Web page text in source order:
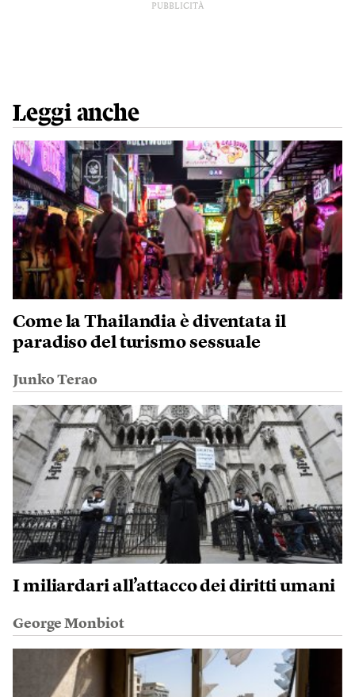
PUBBLICITÀ
Leggi anche
Come la Thailandia è diventata il
paradiso del turismo sessuale
Junko Terao
I miliardari all’attacco dei diritti umani
George Monbiot